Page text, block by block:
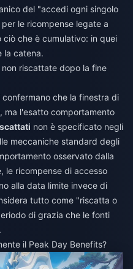
del "accedi ogni singolo
le ricompense legate a
che è cumulativo: in quei
la catena.
riscattate dopo la fine
che la finestra di
ma l'esatto comportamento
non è specificato negli
meccaniche standard degli
osservato dalla
le ricompense di accesso
alla data limite invece di
tutto come "riscatta o
di grazia che le fonti
il Peak Day Benefits?